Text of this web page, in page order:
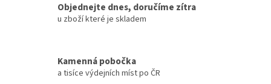
Objednejte dnes, doručíme zítra
u zboží které je skladem
Kamenná pobočka
a tisíce výdejních míst po ČR